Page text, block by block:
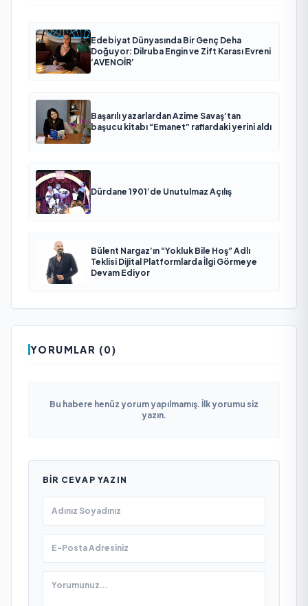
Edebiyat Dünyasında Bir Genç Deha
Doğuyor: Dilruba Engin ve Zift Karası Evreni
‘AVENOİR’
Başarılı yazarlardan Azime Savaş’tan
başucu kitabı “Emanet” raflardaki yerini aldı
Dürdane 1901’de Unutulmaz Açılış
Bülent Nargaz’ın “Yokluk Bile Hoş” Adlı
Teklisi Dijital Platformlarda İlgi Görmeye
Devam Ediyor
YORUMLAR (0)
Bu habere henüz yorum yapılmamış. İlk yorumu siz
yazın.
BIR CEVAP YAZIN